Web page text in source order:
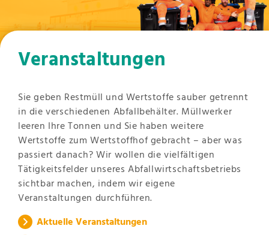
Veranstaltungen
Sie geben Restmüll und Wertstoffe sauber getrennt
in die verschiedenen Abfallbehälter. Müllwerker
leeren Ihre Tonnen und Sie haben weitere
Wertstoffe zum Wertstoffhof gebracht – aber was
passiert danach? Wir wollen die vielfältigen
Tätigkeitsfelder unseres Abfallwirtschaftsbetriebs
sichtbar machen, indem wir eigene
Veranstaltungen durchführen.
Aktuelle Veranstaltungen